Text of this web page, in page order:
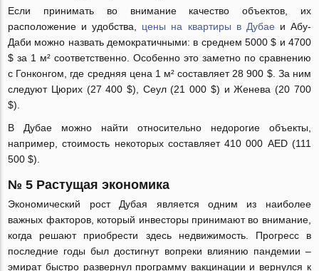
Если принимать во внимание качество объектов, их
расположение и удобства, цены на квартиры в Дубае и Абу-
Даби можно назвать демократичными: в среднем 5000 $ и 4700
$ за 1 м² соответственно. Особенно это заметно по сравнению
с Гонконгом, где средняя цена 1 м² составляет 28 900 $. За ним
следуют Цюрих (27 400 $), Сеул (21 000 $) и Женева (20 700
$).
В Дубае можно найти относительно недорогие объекты,
например, стоимость некоторых составляет 410 000 AED (111
500 $).
№ 5 Растущая экономика
Экономический рост Дубая является одним из наиболее
важных факторов, который инвесторы принимают во внимание,
когда решают приобрести здесь недвижимость. Прогресс в
последние годы был достигнут вопреки влиянию пандемии –
эмират быстро развернул программу вакцинации и вернулся к